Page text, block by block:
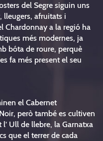
del Segre siguin uns
lleugers, afruitats i
Chardonnay a la regió ha
més modernes, ja
bóta de roure, perquè
fa més present el seu
el Cabernet
però també es cultiven
Ull de llebre, la Garnatxa
que el terrer de cada